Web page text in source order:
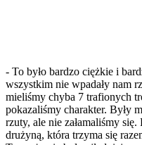
- To było bardzo ciężkie i
wszystkim nie wpadały nam
mieliśmy chyba 7 trafionych
pokazaliśmy charakter. Były
rzuty, ale nie załamaliśmy
drużyną, która trzyma się